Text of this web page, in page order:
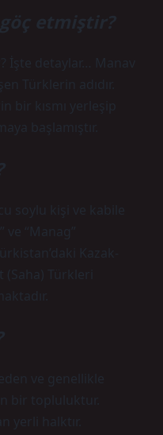
etmiştir?
İşte detaylar… Manav
Türklerin adıdır.
bir kısmı yerleşip
başlamıştır.
soylu kişi ve kabile
“Manag”
Kazak-
(Saha) Türkleri
ve genellikle
bir topluluktur.
yerli halktır.